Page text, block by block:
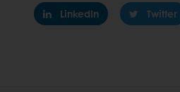
LinkedIn
Twitter